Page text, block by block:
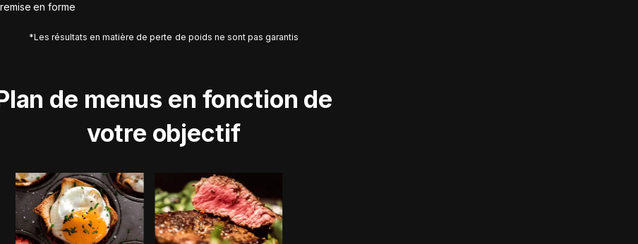
remise en forme
*Les résultats en matière de perte de poids ne sont pas garantis
de menus en fonction de
votre objectif